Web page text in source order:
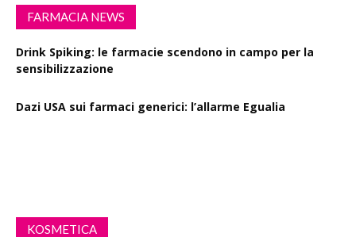
FARMACIA NEWS
Drink Spiking: le farmacie scendono in campo per la
sensibilizzazione
Dazi USA sui farmaci generici: l’allarme Egualia
KOSMETICA